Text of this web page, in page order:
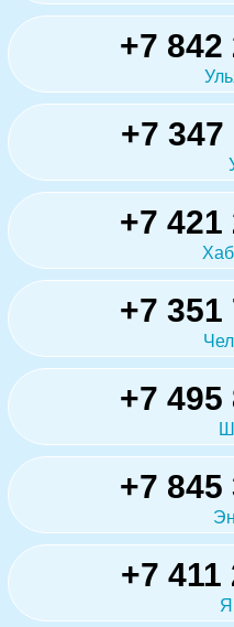
+7 842
+7 347
+7 421
+7 351
+7 495
+7 845
+7 411